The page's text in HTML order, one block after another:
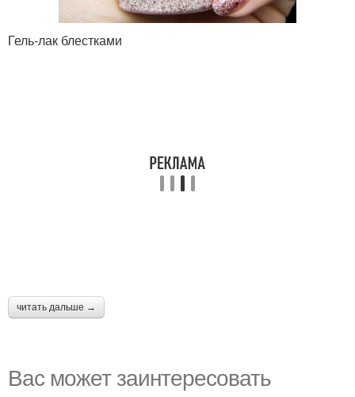
Гель-лак блестками
читать дальше →
Вас может заинтересовать